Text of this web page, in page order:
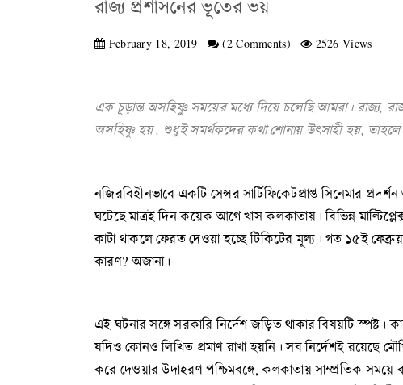
রাজ্য প্রশাসনের ভূতের ভয়
February 18, 2019 (2 Comments) 2526 Views
এক চূড়ান্ত অসহিষ্ণু সময়ের মধ্যে দিয়ে চলেছি আমরা। রাজ্য,
অসহিষ্ণু হয়, শুধুই সমর্থকদের কথা শোনায় উৎসাহী হয়, তাহলে
নজিরবিহীনভাবে একটি সেন্সর সার্টিফিকেটপ্রাপ্ত সিনেমার
ঘটেছে মাত্রই দিন কয়েক আগে খাস কলকাতায়। বিভিন্ন
কাটা থাকলে ফেরত দেওয়া হচ্ছে টিকিটের মূল্য। গত ১৫ই
কারণ? অজানা।
এই ঘটনার সঙ্গে সরকারি নির্দেশ জড়িত থাকার বিষয়টি স্পষ্ট।
যদিও কোনও লিখিত প্রমাণ রাখা হয়নি। সব নির্দেশই রয়েছে
করে দেওয়ার উদাহরণ পশ্চিমবঙ্গে, কলকাতায় সাম্প্রতিক